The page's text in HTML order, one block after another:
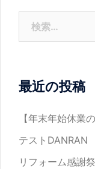
最近の投稿
【年末年始休業
テストDANRAN
リフォーム感謝